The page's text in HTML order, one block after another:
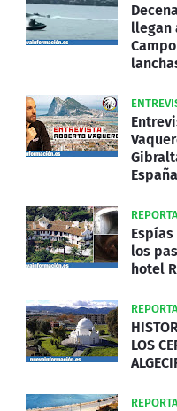
llegan
los
hotel
LOS